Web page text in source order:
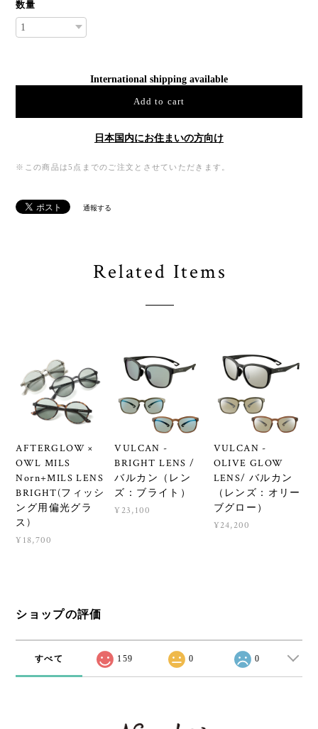
数量
International shipping available
Add to cart
日本国内にお住まいの方向け
※この商品は5点までのご注文とさせていただきます。
通報する
Related Items
AFTERGLOW ×
OWL MILS
Norn+MILS LENS
BRIGHT(フィッシ
ング用偏光グラ
ス)
¥18,700
VULCAN -
BRIGHT LENS /
バルカン（レン
ズ：ブライト）
¥23,100
VULCAN -
OLIVE GLOW
LENS/ バルカン
（レンズ：オリー
ブグロー）
¥24,200
ショップの評価
すべて 159 0 0